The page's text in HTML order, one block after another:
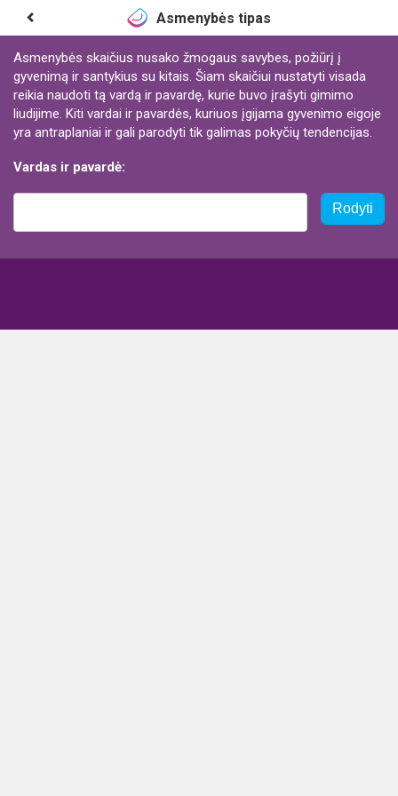
Asmenybės tipas
Asmenybės skaičius nusako žmogaus savybes, požiūrį į
gyvenimą ir santykius su kitais. Šiam skaičiui nustatyti visada
reikia naudoti tą vardą ir pavardę, kurie buvo įrašyti gimimo
liudijime. Kiti vardai ir pavardės, kuriuos įgijama gyvenimo eigoje
yra antraplaniai ir gali parodyti tik galimas pokyčių tendencijas.
Vardas ir pavardė:
Rodyti